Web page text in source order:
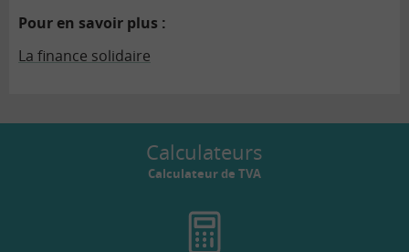
Pour en savoir plus :
La finance solidaire
Calculateurs
Calculateur de TVA